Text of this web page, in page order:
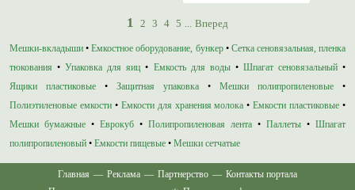
1 2 3 4 5 ... Вперед
Мешки-вкладыши •Емкостное оборудование, бункер• Сетка сеновязальная, пленка
тюкования •Упаковка для яиц • Емкость для воды• Шпагат сеновязальный•
Ящики пластиковые • Защитная упаковка • Мешки полипропиленовые •
Полиэтиленовые емкости• Емкости для хранения молока •Емкости пластиковые •
Мешки бумажные • Еврокуб • Полипропиленовая лента • Паллеты • Шпагат
полипропиленовый • Емкости пищевые • Мешки сетчатые
Главная — Реклама — Партнерство — Контакты портала